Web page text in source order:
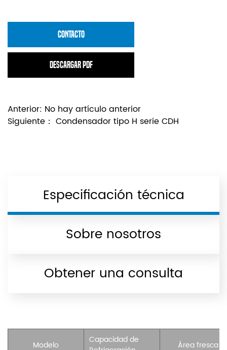
CONTACTO
Descargar PDF
Anterior: No hay artículo anterior
Siguiente： Condensador tipo H serie CDH
Especificación técnica
Sobre nosotros
Obtener una consulta
Modelo
Capacidad de
Área fresca